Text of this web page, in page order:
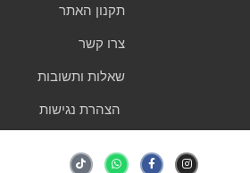
תקנון האתר
צרו קשר
שאלות ותשובות
הצהרת נגישות
n
s
a
c
h
a
i
k